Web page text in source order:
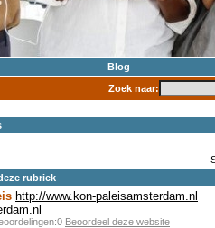
Blog
Zoek naar:
rubriek
http://www.kon-paleisamsterdam.nl
Beoordeel deze website